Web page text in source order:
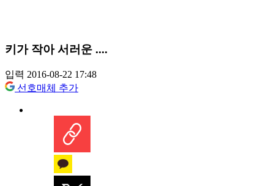
키가 작아 서러운 ....
입력 2016-08-22 17:48
선호매체 추가